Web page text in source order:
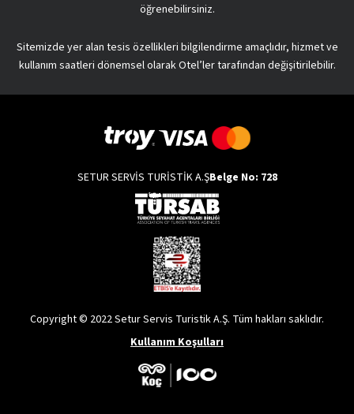
öğrenebilirsiniz.
Sitemizde yer alan tesis özellikleri bilgilendirme amaçlıdır, hizmet ve
kullanım saatleri dönemsel olarak Otel’ler tarafından değişitirilebilir.
SETUR SERVİS TURİSTİK A.ŞBelge No: 728
Copyright © 2022 Setur Servis Turistik A.Ş. Tüm hakları saklıdır.
Kullanım Koşulları